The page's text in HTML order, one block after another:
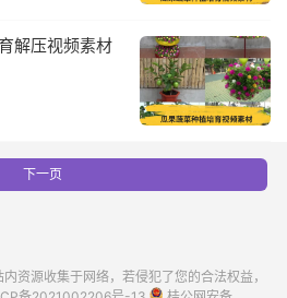
解压视频素材
下一页
资源收集于网络，若侵犯了您的合法权益，